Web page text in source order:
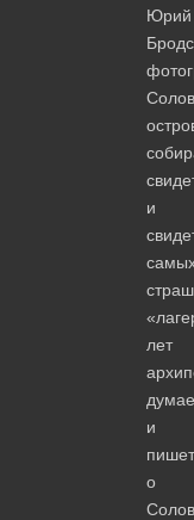
Юрий
и
лет
и
пишет
о